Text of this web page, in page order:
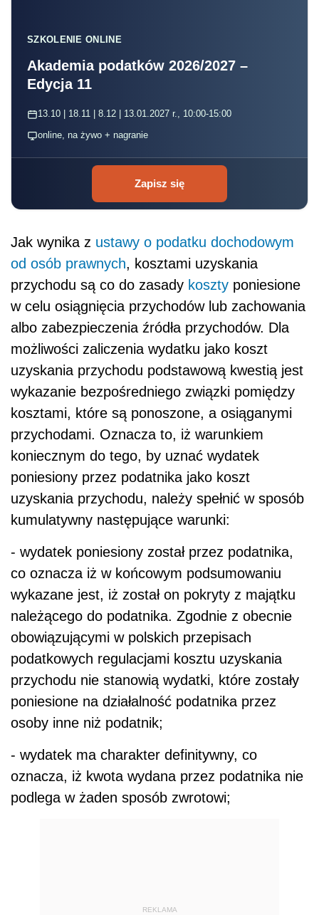
SZKOLENIE ONLINE
Akademia podatków 2026/2027 –
Edycja 11
13.10 | 18.11 | 8.12 | 13.01.2027 r., 10:00-15:00
online, na żywo + nagranie
Zapisz się
Jak wynika z ustawy o podatku dochodowym
od osób prawnych, kosztami uzyskania
przychodu są co do zasady koszty poniesione
w celu osiągnięcia przychodów lub zachowania
albo zabezpieczenia źródła przychodów. Dla
możliwości zaliczenia wydatku jako koszt
uzyskania przychodu podstawową kwestią jest
wykazanie bezpośredniego związki pomiędzy
kosztami, które są ponoszone, a osiąganymi
przychodami. Oznacza to, iż warunkiem
koniecznym do tego, by uznać wydatek
poniesiony przez podatnika jako koszt
uzyskania przychodu, należy spełnić w sposób
kumulatywny następujące warunki:
- wydatek poniesiony został przez podatnika,
co oznacza iż w końcowym podsumowaniu
wykazane jest, iż został on pokryty z majątku
należącego do podatnika. Zgodnie z obecnie
obowiązującymi w polskich przepisach
podatkowych regulacjami kosztu uzyskania
przychodu nie stanowią wydatki, które zostały
poniesione na działalność podatnika przez
osoby inne niż podatnik;
- wydatek ma charakter definitywny, co
oznacza, iż kwota wydana przez podatnika nie
podlega w żaden sposób zwrotowi;
REKLAMA